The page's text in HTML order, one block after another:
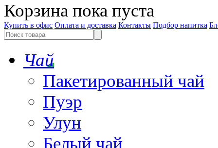
Корзина пока пуста
Купить в офис Оплата и доставка Контакты Подбор напитка
Чай
Пакетированный чай
Пуэр
Улун
Белый чай